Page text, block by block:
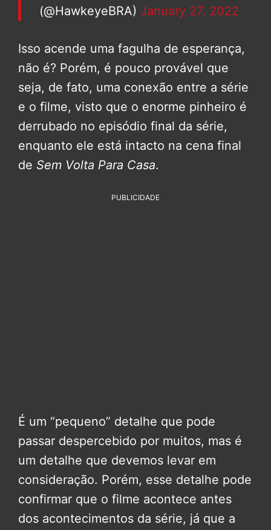
(@HawkeyeBRA) January 27, 2022
Isso acende uma fagulha de esperança,
não é? Porém, é pouco provável que
seja, de fato, uma conexão entre a série
e o filme, visto que o enorme pinheiro é
derrubado no episódio final da série,
enquanto ele está intacto na cena final
de Sem Volta Para Casa.
PUBLICIDADE
É um “pequeno” detalhe que pode
passar despercebido por muitos, mas é
um detalhe que devemos levar em
consideração. Porém, esse detalhe pode
confirmar que o filme acontece antes
dos acontecimentos da série, já que a